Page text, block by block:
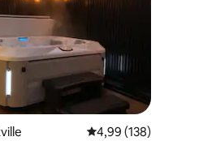
uit 5, 269 recensies
Gemiddelde
4,99 (138)